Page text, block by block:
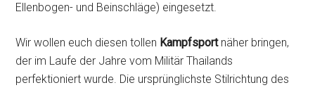
Ellenbogen- und Beinschläge) eingesetzt.
Wir wollen euch diesen tollen Kampfsportnäher bringen,
der im Laufe der Jahre vom Militär Thailands
perfektioniert wurde. Die ursprünglichste Stilrichtung des